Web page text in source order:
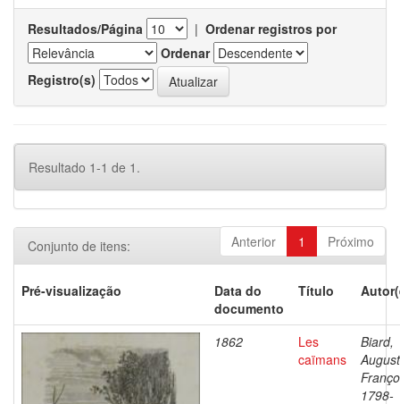
Resultados/Página | Ordenar registros por
Ordenar
Registro(s)
Resultado 1-1 de 1.
Anterior 1 Próximo
Conjunto de itens:
Pré-visualização
Data do
documento
Título
1862
Les
caïmans
Biard,
1798-